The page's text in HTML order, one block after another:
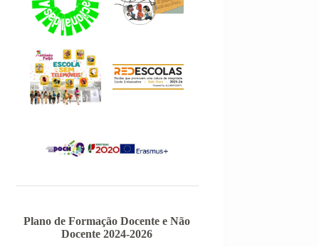
Plano de Formação Docente e Não
Docente 2024-2026